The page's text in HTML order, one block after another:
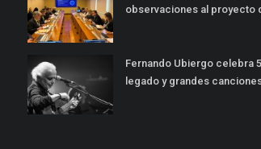
observaciones al proyecto
Fernando Ubiergo celebra
legado y grandes